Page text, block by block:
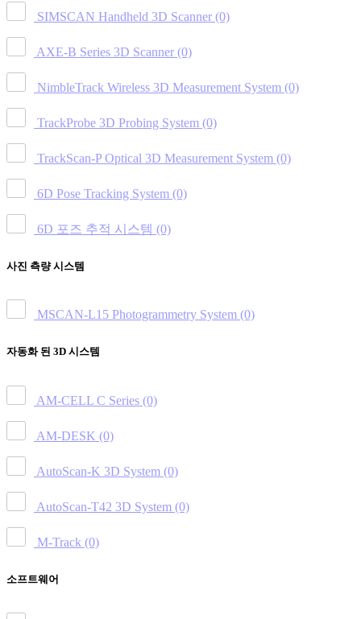
SIMSCAN Handheld 3D Scanner (0)
AXE-B Series 3D Scanner (0)
NimbleTrack Wireless 3D Measurement System (0)
TrackProbe 3D Probing System (0)
TrackScan-P Optical 3D Measurement System (0)
6D Pose Tracking System (0)
6D 포즈 추적 시스템 (0)
사진 측량 시스템
MSCAN-L15 Photogrammetry System (0)
자동화 된 3D 시스템
AM-CELL C Series (0)
AM-DESK (0)
AutoScan-K 3D System (0)
AutoScan-T42 3D System (0)
M-Track (0)
소프트웨어